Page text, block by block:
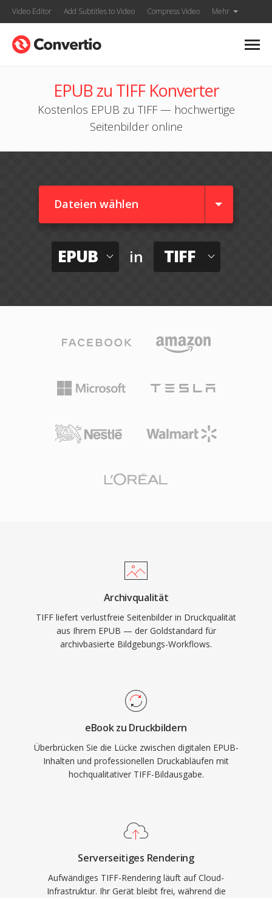
Video Editor Add Subtitles to Video Compress Video Mehr
EPUB zu TIFF Konverter
Kostenlos EPUB zu TIFF — hochwertige
Seitenbilder online
Dateien wählen
EPUB in TIFF
Archivqualität
TIFF liefert verlustfreie Seitenbilder in Druckqualität
aus Ihrem EPUB — der Goldstandard für
archivbasierte Bildgebungs-Workflows.
eBook zu Druckbildern
Überbrücken Sie die Lücke zwischen digitalen EPUB-
Inhalten und professionellen Druckabläufen mit
hochqualitativer TIFF-Bildausgabe.
Serverseitiges Rendering
Aufwändiges TIFF-Rendering läuft auf Cloud-
Infrastruktur. Ihr Gerät bleibt frei, während die